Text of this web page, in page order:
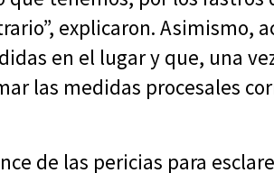
explicaron. Asimismo,
en el lugar y que, una
las medidas procesales
de las pericias para